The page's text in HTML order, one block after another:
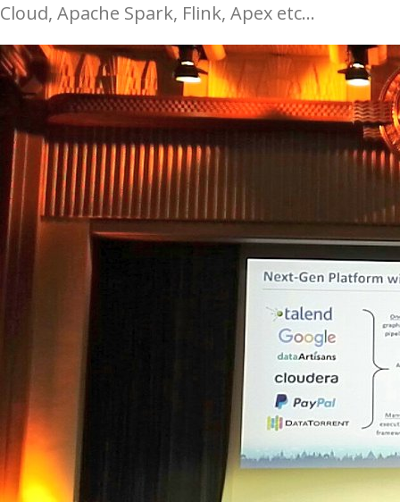
Cloud, Apache Spark, Flink, Apex etc…